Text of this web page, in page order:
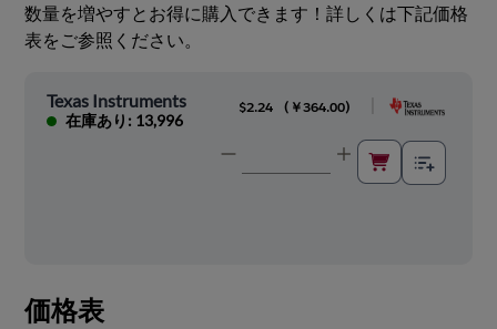
数量を増やすとお得に購入できます！詳しくは下記価格
表をご参照ください。
Texas Instruments
在庫あり: 13,996
$2.24 ( ￥364.00)
価格表